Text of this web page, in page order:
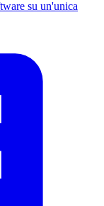
su un'unica